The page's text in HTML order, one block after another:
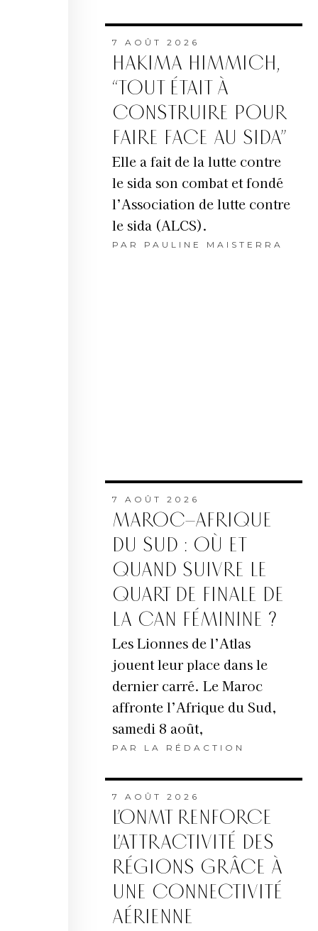
7 AOÛT 2026
HAKIMA HIMMICH,
“TOUT ÉTAIT À
CONSTRUIRE POUR
FAIRE FACE AU SIDA”
Elle a fait de la lutte contre
le sida son combat et fondé
l’Association de lutte contre
le sida (ALCS).
PAR PAULINE MAISTERRA
7 AOÛT 2026
MAROC–AFRIQUE
DU SUD : OÙ ET
QUAND SUIVRE LE
QUART DE FINALE DE
LA CAN FÉMININE ?
Les Lionnes de l’Atlas
jouent leur place dans le
dernier carré. Le Maroc
affronte l’Afrique du Sud,
samedi 8 août,
PAR LA RÉDACTION
7 AOÛT 2026
L’ONMT RENFORCE
L’ATTRACTIVITÉ DES
RÉGIONS GRÂCE À
UNE CONNECTIVITÉ
AÉRIENNE